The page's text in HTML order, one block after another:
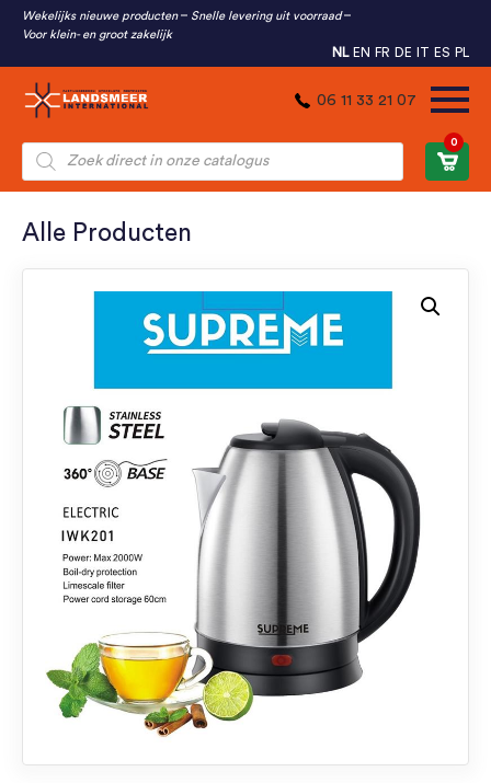
Wekelijks nieuwe producten
Snelle levering uit voorraad
Voor klein- en groot zakelijk
NL EN FR DE IT ES PL
06 11 33 21 07
Producten
zoeken
0
Alle Producten